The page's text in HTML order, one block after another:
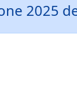
2025